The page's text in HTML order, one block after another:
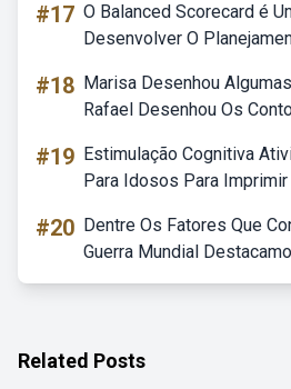
#17 O Balanced Scorecard é
Desenvolver O
#18 Marisa Desenhou
Rafael Desenhou Os
#19 Estimulação Cognitiva
Para Idosos Para Imprimir
#20 Dentre Os Fatores Que
Guerra Mundial
Related Posts